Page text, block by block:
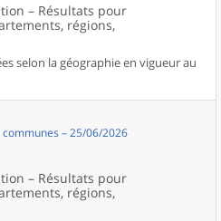
– Résultats pour
régions,
selon la géographie en vigueur au
communes – 25/06/2026
– Résultats pour
régions,